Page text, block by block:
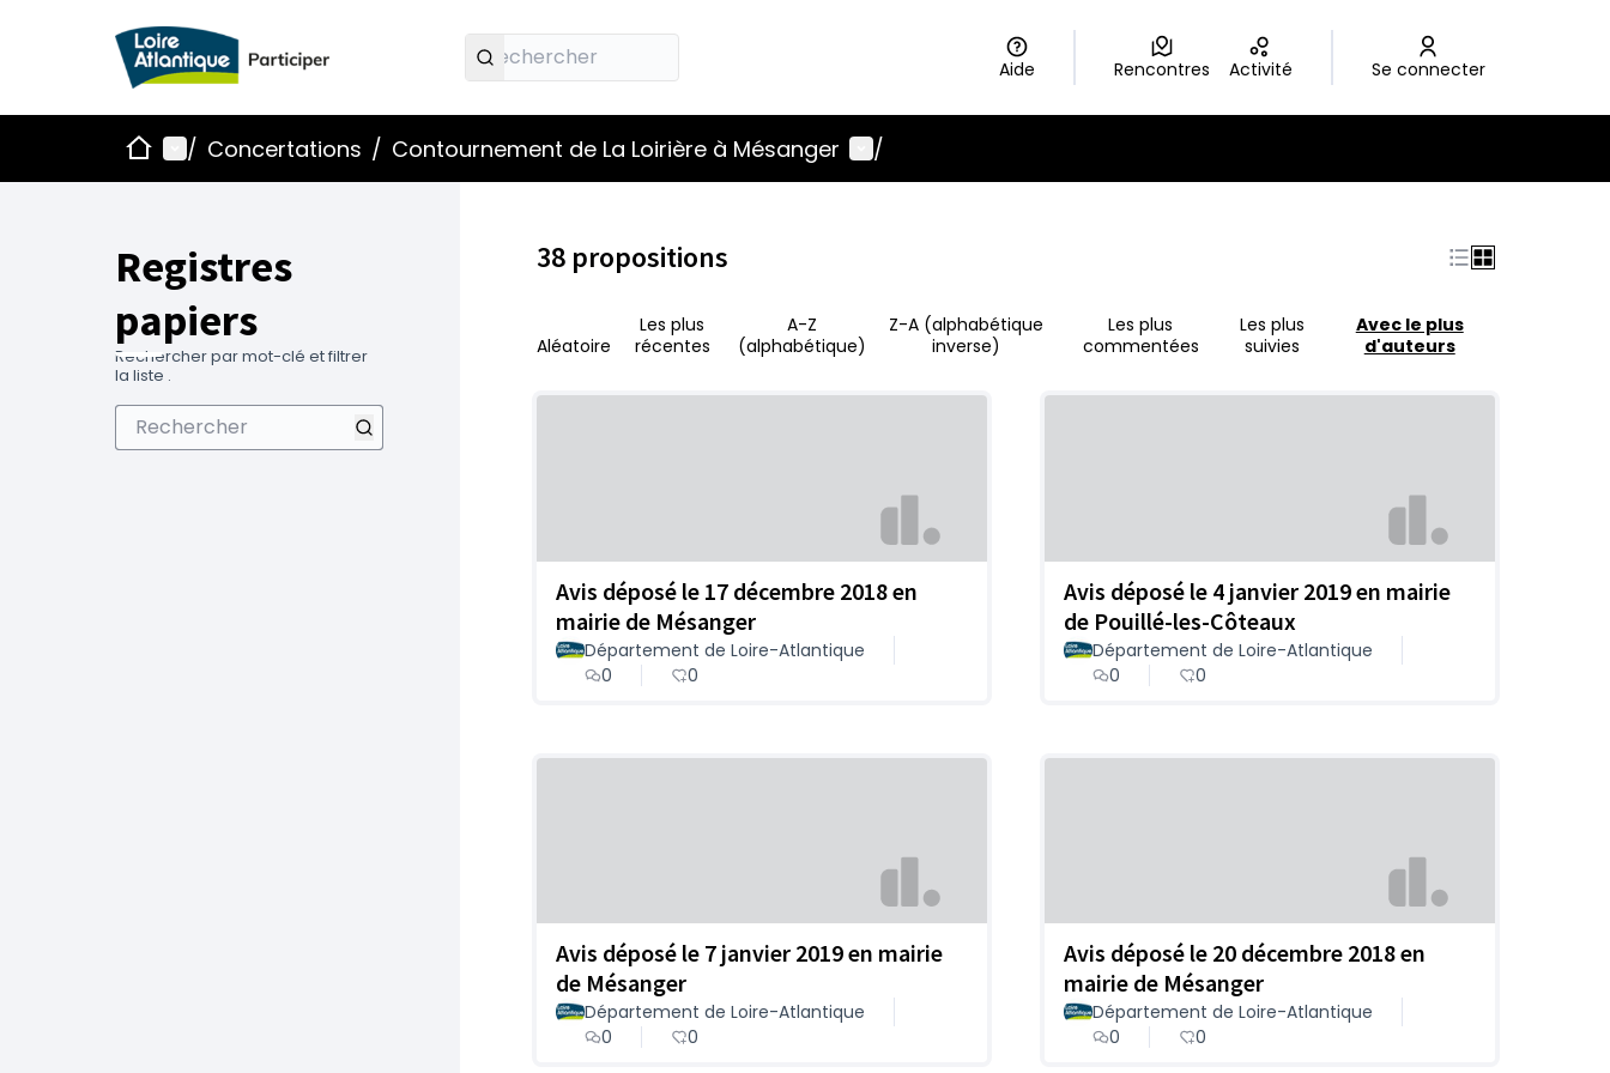
Aide Rencontres Activité Se connecter
AccueilMenu principal
/ Concertations / Contournement de La Loirière à Mésanger Menu utilisateur
/
Registres
papiers
Rechercher par mot-clé et filtrer
la liste .
38 propositions
Aléatoire
Les plus
récentes
A-Z
(alphabétique)
Z-A (alphabétique
inverse)
Les plus
commentées
Les plus
suivies
Avec le plus
d'auteurs
Avis déposé le 17 décembre 2018 en
mairie de Mésanger
Département de Loire-Atlantique
0
0
Avis déposé le 4 janvier 2019 en mairie
de Pouillé-les-Côteaux
Département de Loire-Atlantique
0
0
Avis déposé le 7 janvier 2019 en mairie
de Mésanger
Département de Loire-Atlantique
0
0
Avis déposé le 20 décembre 2018 en
mairie de Mésanger
Département de Loire-Atlantique
0
0